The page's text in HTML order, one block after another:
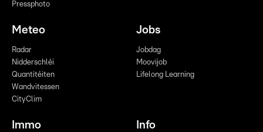
Pressphoto
Meteo
Radar
Nidderschléi
Quantitéiten
Wandvitessen
CityClim
Jobs
Jobdag
Moovijob
Lifelong Learning
Immo Info